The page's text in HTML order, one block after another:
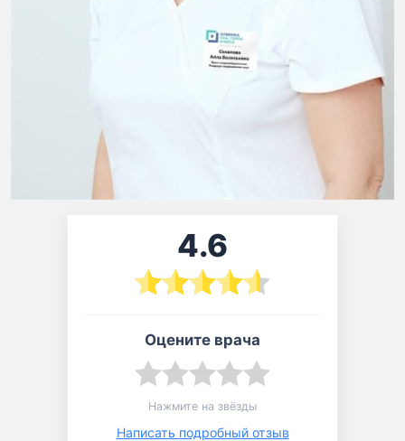
4.6
Оцените врача
Нажмите на звёзды
Написать подробный отзыв